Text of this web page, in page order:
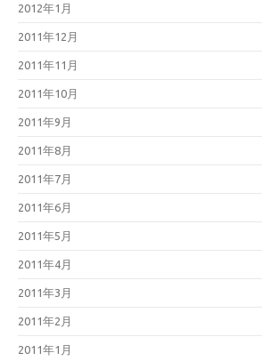
2012年1月
2011年12月
2011年11月
2011年10月
2011年9月
2011年8月
2011年7月
2011年6月
2011年5月
2011年4月
2011年3月
2011年2月
2011年1月